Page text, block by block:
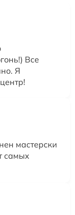
Все
Я
мастерски
самых